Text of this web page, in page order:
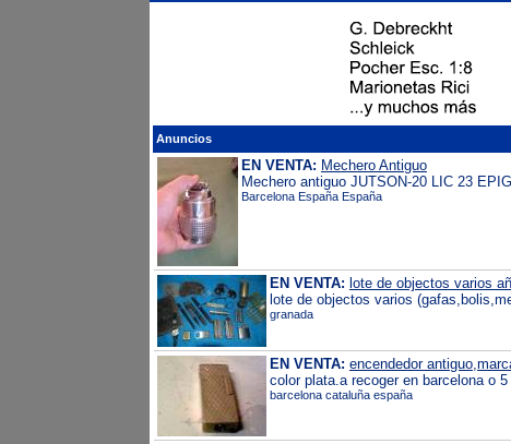
Anuncios
EN VENTA: Mechero Antiguo
Mechero antiguo JUTSON-20 LIC 23
Barcelona España España
EN VENTA: lote de objectos varios
lote de objectos varios
granada
EN VENTA: encendedor
color plata.a recoger en barcelona o
barcelona cataluña españa